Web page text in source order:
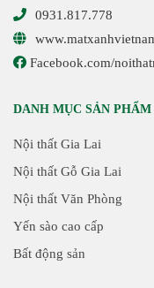
0931.817.778
Facebook.com/
DANH MỤC SẢN PHẨM
Nội thất Gia Lai
Nội thất Gỗ Gia Lai
Nội thất Văn Phòng
Yến sào cao cấp
Bất động sản